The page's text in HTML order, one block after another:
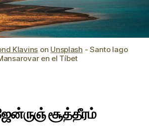
Klavins on Unsplash - Santo lago
en el Tíbet
சூத்தீரம்‌